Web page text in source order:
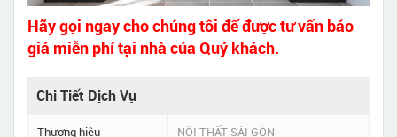
Hãy gọi ngay cho chúng tôi để được tư vấn báo
giá miễn phí tại nhà của Quý khách.
Chi Tiết Dịch Vụ
Thương hiệu NỘI THẤT SÀI GÒN